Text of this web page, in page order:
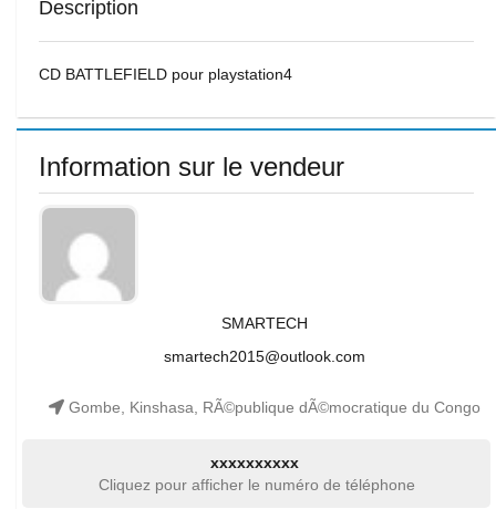
Description
CD BATTLEFIELD pour playstation4
Information sur le vendeur
SMARTECH
smartech2015@outlook.com
Gombe, Kinshasa, RÃ©publique dÃ©mocratique du Congo
xxxxxxxxxx
Cliquez pour afficher le numéro de téléphone